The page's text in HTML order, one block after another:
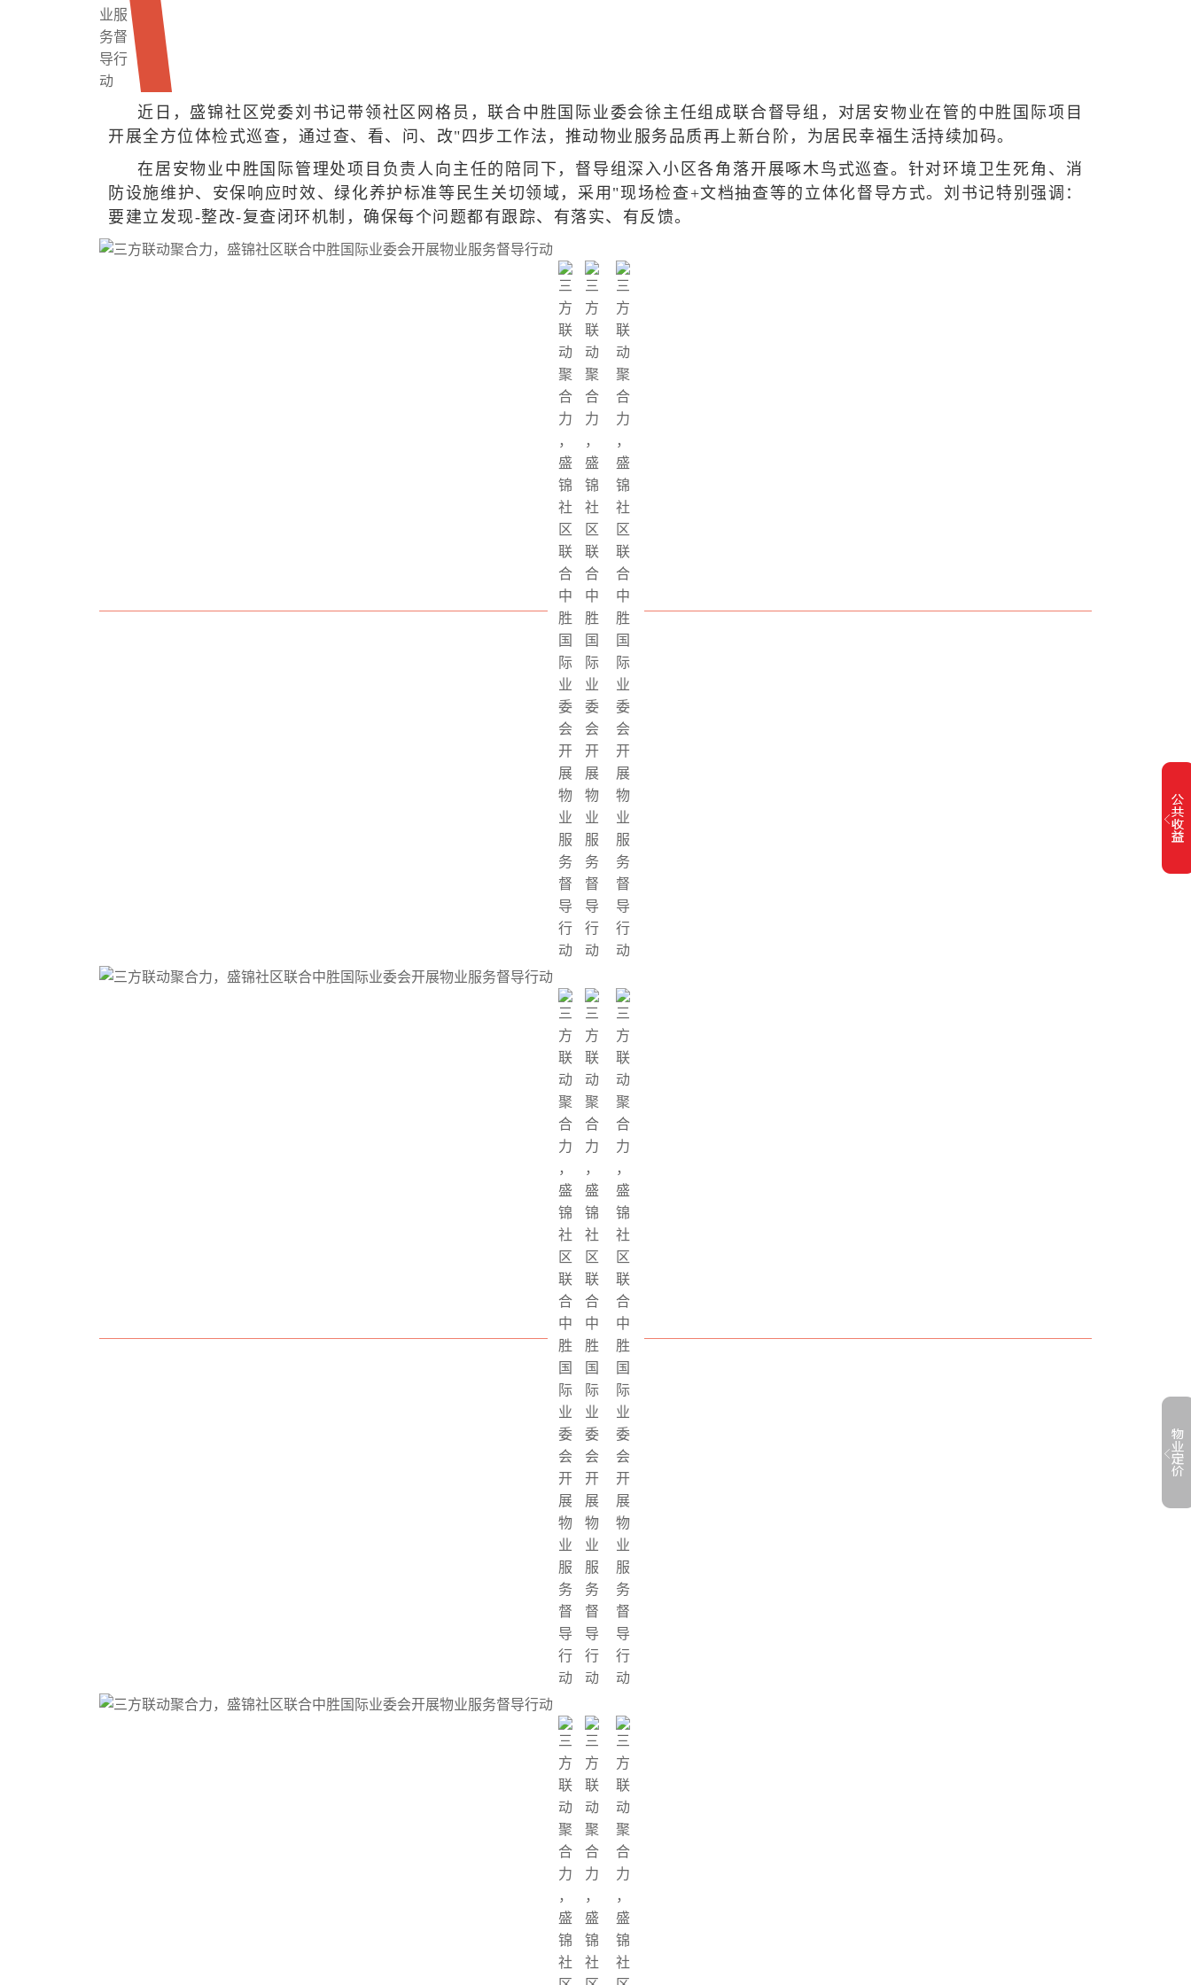
近日，盛锦社区党委刘书记带领社区网格员，联合中胜国际业委会徐主任组成联合督导组，对居安物业在管的中胜国际项目
开展全方位体检式巡查，通过查、看、问、改"四步工作法，推动物业服务品质再上新台阶，为居民幸福生活持续加码。
在居安物业中胜国际管理处项目负责人向主任的陪同下，督导组深入小区各角落开展啄木鸟式巡查。针对环境卫生死角、消
防设施维护、安保响应时效、绿化养护标准等民生关切领域，采用"现场检查+文档抽查等的立体化督导方式。刘书记特别强调：
要建立发现-整改-复查闭环机制，确保每个问题都有跟踪、有落实、有反馈。